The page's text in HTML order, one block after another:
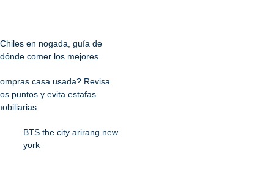
Chiles en nogada, guía de
dónde comer los mejores
casa usada? Revisa
puntos y evita estafas
BTS the city arirang new
york